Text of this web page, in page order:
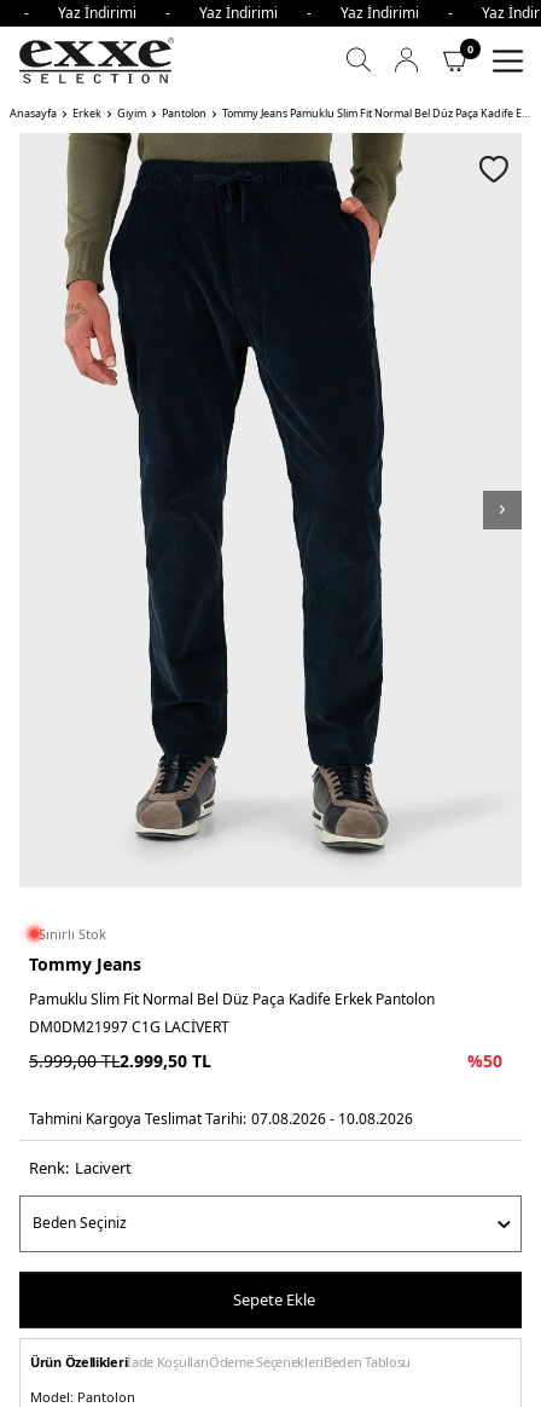
- Yaz İndirimi - Yaz İndirimi - Yaz İndirimi -
0
Anasayfa Erkek Giyim Pantolon Tommy Jeans Pamuklu Slim Fit Normal Bel Düz Paça Kadife Erkek Pantolon
Sınırlı Stok
Tommy Jeans
Pamuklu Slim Fit Normal Bel Düz Paça Kadife Erkek Pantolon
DM0DM21997 C1G LACİVERT
5.999,00TL2.999,50 TL %50
Tahmini Kargoya Teslimat Tarihi: 07.08.2026 - 10.08.2026
Renk: laci̇vert
Sepete Ekle
Ürün Özellikleriİade KoşullarıÖdeme SeçenekleriBeden Tablosu
Model: Pantolon